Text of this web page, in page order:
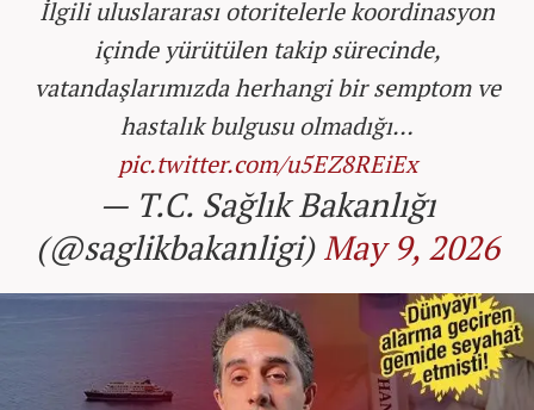
İlgili uluslararası otoritelerle koordinasyon
içinde yürütülen takip sürecinde,
vatandaşlarımızda herhangi bir semptom ve
hastalık bulgusu olmadığı…
pic.twitter.com/u5EZ8REiEx
— T.C. Sağlık Bakanlığı
(@saglikbakanligi)May 9, 2026